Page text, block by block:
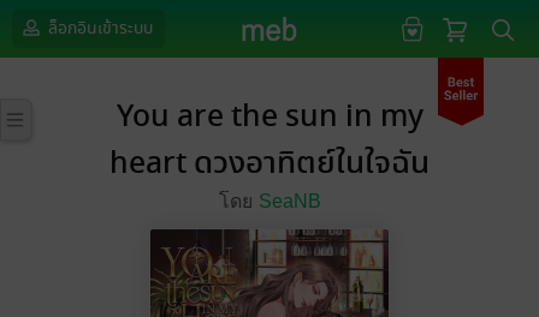
ล็อกอินเข้าระบบ
You are the sun in my
heart ดวงอาทิตย์ในใจฉัน
โดย SeaNB